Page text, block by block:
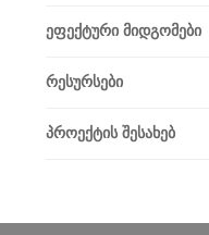
ეფექტური მიდგომები
რესურსები
პროექტის შესახებ